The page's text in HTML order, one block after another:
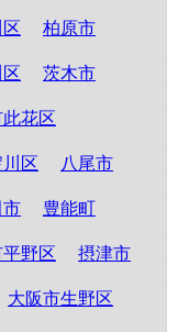
柏原市
茨木市
花区
区 八尾市
市 豊能町
野区 摂津市
大阪市生野区